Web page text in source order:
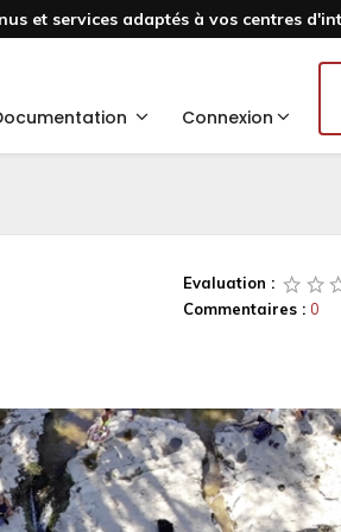
et services adaptés à vos centres
Connexion
Evaluation :
Commentaires : 0